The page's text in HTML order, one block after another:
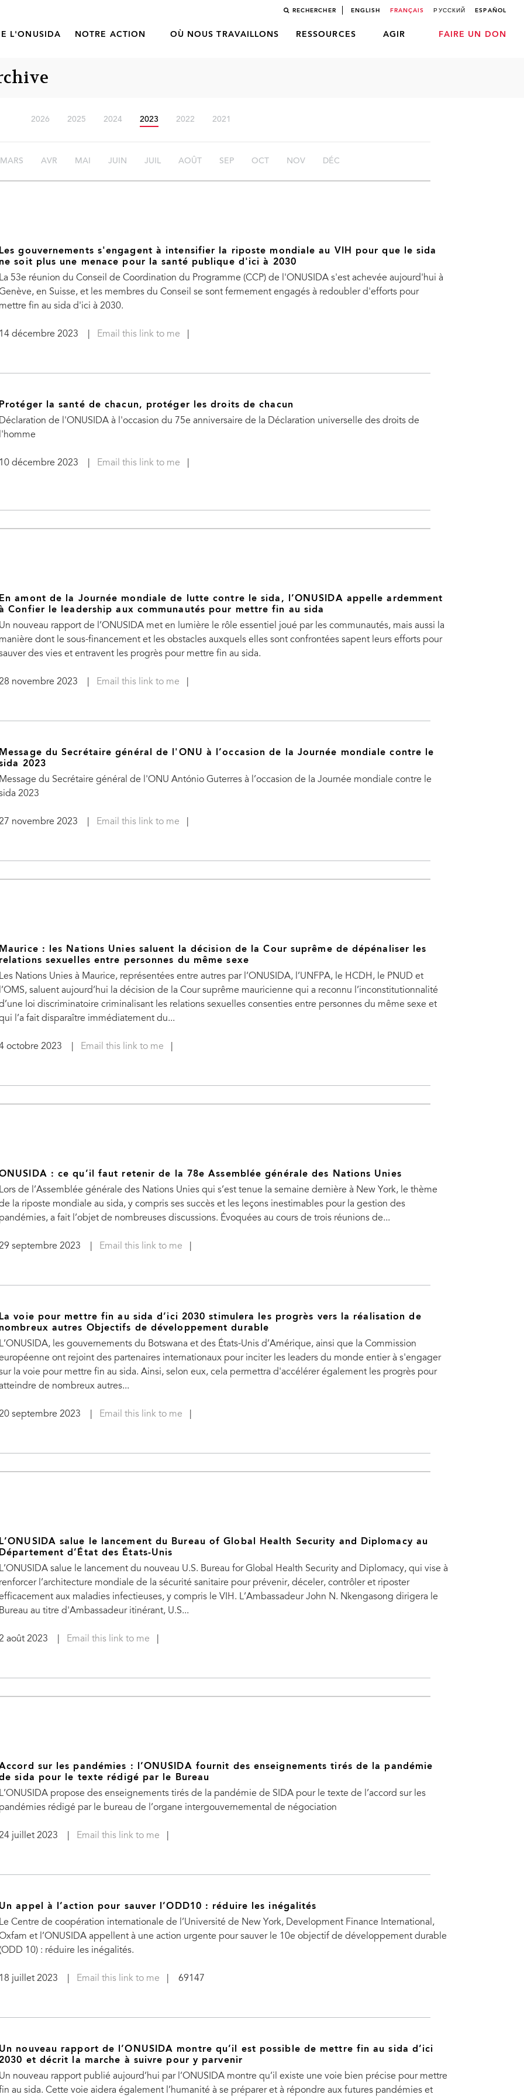
RECHERCHER ENGLISH FRANÇAIS РУССКИЙ ESPAÑOL
L'ONUSIDA NOTRE ACTION OÙ NOUS TRAVAILLONS RESSOURCES AGIR FAIRE UN DON
2026 2025 2024 2023 2022 2021
MARS AVR MAI JUIN JUIL AOÛT SEP OCT NOV DÉC
gouvernements s'engagent à intensifier la riposte mondiale au VIH pour que le sida
soit plus une menace pour la santé publique d'ici à 2030
53e réunion du Conseil de Coordination du Programme (CCP) de l'ONUSIDA s'est achevée aujourd'hui à
en Suisse, et les membres du Conseil se sont fermement engagés à redoubler d'efforts pour
fin au sida d'ici à 2030.
décembre 2023 Email this link to me
la santé de chacun, protéger les droits de chacun
de l'ONUSIDA à l'occasion du 75e anniversaire de la Déclaration universelle des droits de
décembre 2023 Email this link to me
amont de la Journée mondiale de lutte contre le sida, l’ONUSIDA appelle ardemment
Confier le leadership aux communautés pour mettre fin au sida
nouveau rapport de l’ONUSIDA met en lumière le rôle essentiel joué par les communautés, mais aussi la
dont le sous-financement et les obstacles auxquels elles sont confrontées sapent leurs efforts pour
des vies et entravent les progrès pour mettre fin au sida.
novembre 2023 Email this link to me
du Secrétaire général de l'ONU à l’occasion de la Journée mondiale contre le
2023
du Secrétaire général de l'ONU António Guterres à l’occasion de la Journée mondiale contre le
2023
novembre 2023 Email this link to me
: les Nations Unies saluent la décision de la Cour suprême de dépénaliser les
sexuelles entre personnes du même sexe
Nations Unies à Maurice, représentées entre autres par l’ONUSIDA, l’UNFPA, le HCDH, le PNUD et
saluent aujourd’hui la décision de la Cour suprême mauricienne qui a reconnu l’inconstitutionnalité
loi discriminatoire criminalisant les relations sexuelles consenties entre personnes du même sexe et
l’a fait disparaître immédiatement du...
octobre 2023 Email this link to me
: ce qu’il faut retenir de la 78e Assemblée générale des Nations Unies
de l’Assemblée générale des Nations Unies qui s’est tenue la semaine dernière à New York, le thème
la riposte mondiale au sida, y compris ses succès et les leçons inestimables pour la gestion des
a fait l’objet de nombreuses discussions. Évoquées au cours de trois réunions de...
septembre 2023 Email this link to me
voie pour mettre fin au sida d’ici 2030 stimulera les progrès vers la réalisation de
autres Objectifs de développement durable
les gouvernements du Botswana et des États-Unis d’Amérique, ainsi que la Commission
ont rejoint des partenaires internationaux pour inciter les leaders du monde entier à s'engager
la voie pour mettre fin au sida. Ainsi, selon eux, cela permettra d'accélérer également les progrès pour
de nombreux autres...
septembre 2023 Email this link to me
salue le lancement du Bureau of Global Health Security and Diplomacy au
d’État des États-Unis
salue le lancement du nouveau U.S. Bureau for Global Health Security and Diplomacy, qui vise à
l’architecture mondiale de la sécurité sanitaire pour prévenir, déceler, contrôler et riposter
aux maladies infectieuses, y compris le VIH. L’Ambassadeur John N. Nkengasong dirigera le
au titre d'Ambassadeur itinérant, U.S...
août 2023 Email this link to me
sur les pandémies : l’ONUSIDA fournit des enseignements tirés de la pandémie
sida pour le texte rédigé par le Bureau
propose des enseignements tirés de la pandémie de SIDA pour le texte de l’accord sur les
rédigé par le bureau de l’organe intergouvernemental de négociation
juillet 2023 Email this link to me
appel à l’action pour sauver l’ODD10 : réduire les inégalités
Centre de coopération internationale de l’Université de New York, Development Finance International,
et l’ONUSIDA appellent à une action urgente pour sauver le 10e objectif de développement durable
10) : réduire les inégalités.
juillet 2023 Email this link to me | 69147
nouveau rapport de l’ONUSIDA montre qu’il est possible de mettre fin au sida d’ici
et décrit la marche à suivre pour y parvenir
nouveau rapport publié aujourd’hui par l’ONUSIDA montre qu’il existe une voie bien précise pour mettre
au sida. Cette voie aidera également l’humanité à se préparer et à répondre aux futures pandémies et